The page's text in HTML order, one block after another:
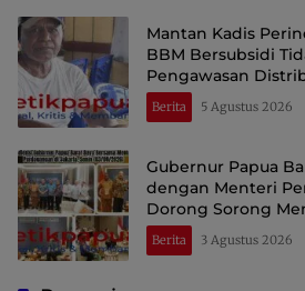
Mantan Kadis
BBM Bersubsidi
Pengawasan
Berita 5 Agustus 2026
Gubernur Papua
dengan Menteri
Dorong Sorong
Perdagangan dan
Indonesia
Berita 3 Agustus 2026